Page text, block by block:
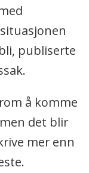
publiserte
å komme
det blir
mer enn